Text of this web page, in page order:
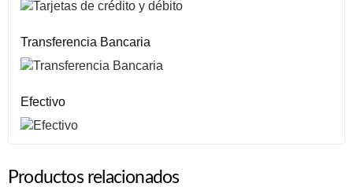
Transferencia Bancaria
Efectivo
Productos relacionados